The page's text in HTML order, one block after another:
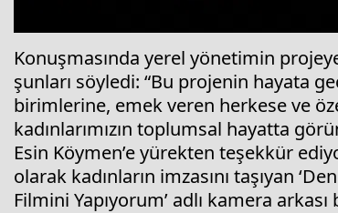
Konuşmasında yerel yönetimin
şunları söyledi: “Bu projenin hayata
birimlerine, emek veren herkese ve
kadınlarımızın toplumsal hayatta
Esin Köymen’e yürekten teşekkür
olarak kadınların imzasını taşıyan
Filmini Yapıyorum’ adlı kamera